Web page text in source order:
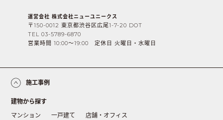
運営会社 株式会社ニューユニークス
〒150-0012 東京都渋谷区広尾1-7-20 DOT
TEL 03-5789-6870
営業時間 10:00〜19:00 定休日 火曜日・水曜日
施工事例
建物から探す
マンション
一戸建て 店舗・オフィス